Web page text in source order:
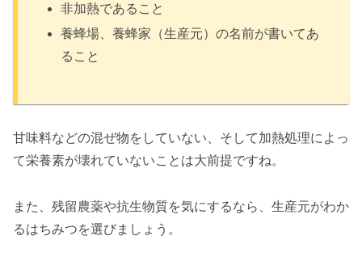
非加熱であること
養蜂場、養蜂家（生産元）の名前が書いてあ
ること
甘味料などの混ぜ物をしていない、そして加熱処理によっ
て栄養素が壊れていないことは大前提ですね。
また、残留農薬や抗生物質を気にするなら、生産元がわか
るはちみつを選びましょう。